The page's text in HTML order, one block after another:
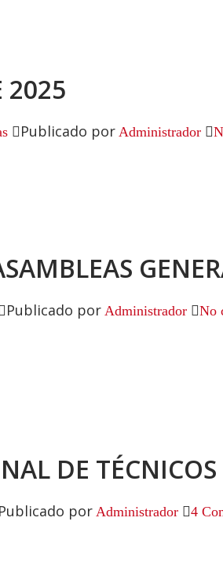
2025
Publicado por Administrador
Publicado por Administrador No
DE
Publicado por Administrador 4